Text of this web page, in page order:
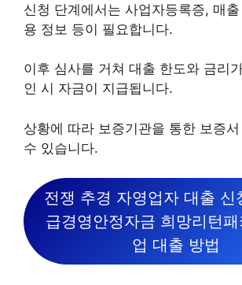
신청 단계에서는 사업자등록증, 매
용 정보 등이 필요합니다.
이후 심사를 거쳐 대출 한도와 금리
인 시 자금이 지급됩니다.
상황에 따라 보증기관을 통한 보증
수 있습니다.
전쟁 추경 자영업자 대출 신
급경영안정자금 희망리턴
업 대출 방법